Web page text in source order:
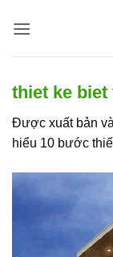
qua
thiet ke biet
Được xuất bản
hiểu 10 bước